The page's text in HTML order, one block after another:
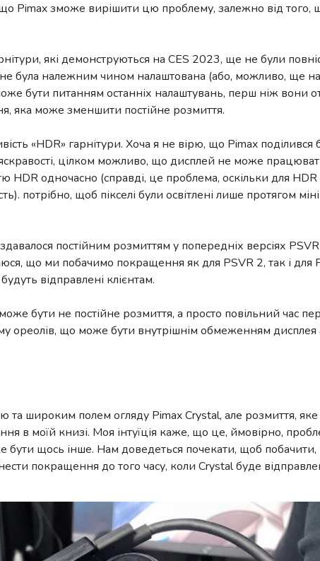
Pimax зможе вирішити цю проблему, залежно від того,
які демонструються на CES 2023, ще не були
не була належним чином налаштована (або, можливо, ще
бути питанням останніх налаштувань, перш ніж вони
яка може зменшити постійне розмиття.
«HDR» гарнітури. Хоча я не вірю, що Pimax
цілком можливо, що дисплей не може
HDR одночасно (справді, це проблема, оскільки для HDR
потрібно, щоб пікселі були освітлені лише протягом
постійним розмиттям у попередніх версіях
що ми побачимо покращення як для PSVR 2, так і для
відправлені клієнтам.
бути не постійне розмиття, а просто повільний час
ореолів, що може бути внутрішнім обмеженням
широким полем огляду Pimax Crystal, але розмиття, яке
в моїй книзі. Моя інтуїція каже, що це, ймовірно,
бути щось інше. Нам доведеться почекати, щоб
покращення до того часу, коли Crystal буде